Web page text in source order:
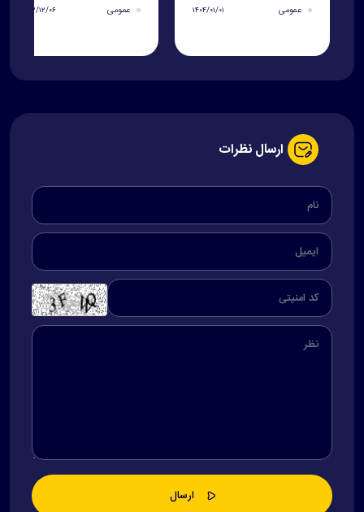
عمومی ۱۴۰۴/۰۱/۰۱ عمومی ۱۴۰۳/۱۲/۰۶
ارسال نظرات